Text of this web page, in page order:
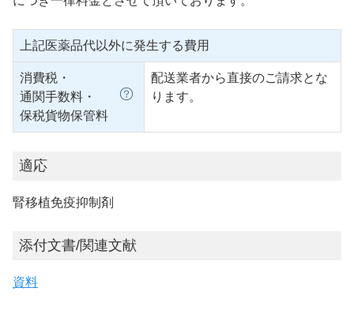
上記医薬品代以外に発生する費用
消費税・
通関手数料・
保税貨物保管料
配送業者から直接のご請求とな
ります。
適応
腎移植免疫抑制剤
添付文書/関連文献
資料